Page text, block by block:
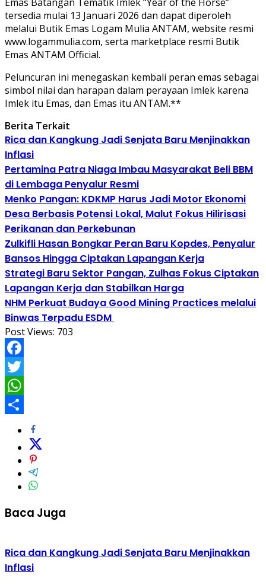
tersedia mulai 13 Januari 2026 dan dapat diperoleh
melalui Butik Emas Logam Mulia ANTAM, website resmi
www.logammulia.com, serta marketplace resmi Butik
Emas ANTAM Official.
Peluncuran ini menegaskan kembali peran emas sebagai
simbol nilai dan harapan dalam perayaan Imlek karena
Imlek itu Emas, dan Emas itu ANTAM.**
Berita Terkait
Rica dan Kangkung Jadi Senjata Baru Menjinakkan
Inflasi
Pertamina Patra Niaga Imbau Masyarakat Beli BBM
di Lembaga Penyalur Resmi
Menko Pangan: KDKMP Harus Jadi Motor Ekonomi
Desa Berbasis Potensi Lokal, Malut Fokus Hilirisasi
Perikanan dan Perkebunan
Zulkifli Hasan Bongkar Peran Baru Kopdes, Penyalur
Bansos Hingga Ciptakan Lapangan Kerja
Strategi Baru Sektor Pangan, Zulhas Fokus Ciptakan
Lapangan Kerja dan Stabilkan Harga
NHM Perkuat Budaya Good Mining Practices melalui
Binwas Terpadu ESDM
Post Views: 703
Facebook
Twitter
WhatsApp
Baca Juga
Rica dan Kangkung Jadi Senjata Baru Menjinakkan
Inflasi